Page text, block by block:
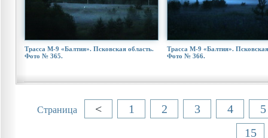
Трасса М-9 «Балтия». Псковская область.
Фото № 365.
Трасса М-9 «Балтия».
Фото № 366.
Страница < 1 2 3 4
5
15